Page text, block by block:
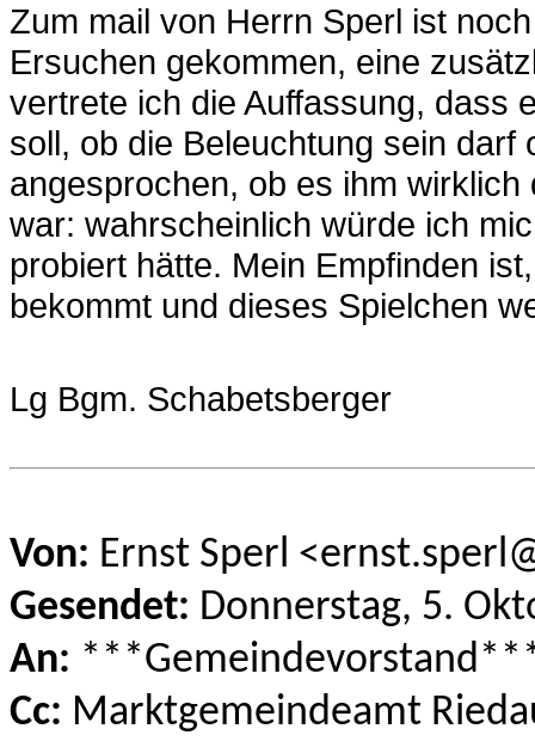
Zum mail von Herrn Sperl ist
Ersuchen gekommen, eine
vertrete ich die Auffassung, dass
soll, ob die Beleuchtung sein
angesprochen, ob es ihm
war: wahrscheinlich würde ich
probiert hätte. Mein Empfinden
bekommt und dieses Spielchen
Lg Bgm. Schabetsberger
Von: Ernst Sperl
Gesendet: Donnerstag, 5.
An:
Cc: Marktgemeindeamt